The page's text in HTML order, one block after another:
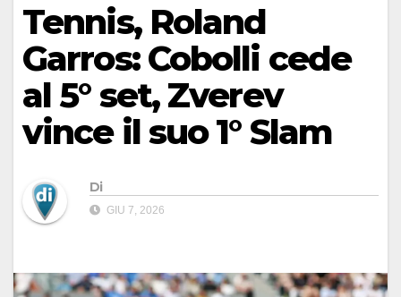
Tennis, Roland
Garros: Cobolli cede
al 5° set, Zverev
vince il suo 1° Slam
Di
GIU 7, 2026